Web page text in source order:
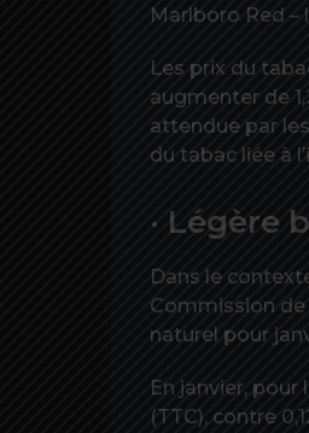
Marlboro Red –
Les prix du
augmenter de
attendue par
du tabac liée à
· Légère
Dans le
Commission de
naturel pour
En janvier, pour
(TTC), contre